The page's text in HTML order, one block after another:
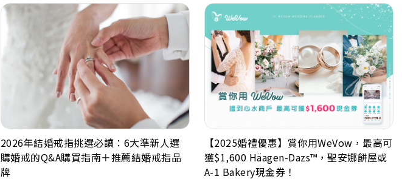
2026年結婚戒指挑選必讀：6大準新人選
購婚戒的Q&A購買指南＋推薦結婚戒指品
牌
【2025婚禮優惠】賞你用WeVow，最高可
獲$1,600 Häagen-Dazs™，聖安娜餅屋或
A-1 Bakery現金券！